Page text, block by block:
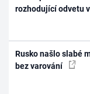
rozhodující odvetu
Rusko našlo slabé
bez varování